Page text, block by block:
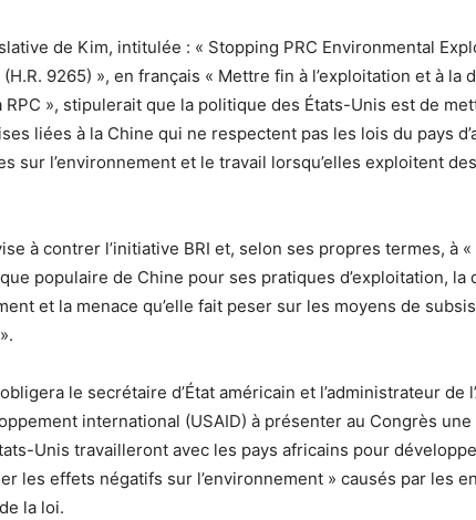
de Kim, intitulée : « Stopping PRC Environmental
9265) », en français « Mettre fin à l’exploitation et à la
RPC », stipulerait que la politique des États-Unis est de
liées à la Chine qui ne respectent pas les lois du pays
sur l’environnement et le travail lorsqu’elles exploitent
à contrer l’initiative BRI et, selon ses propres termes, à
populaire de Chine pour ses pratiques d’exploitation, la
et la menace qu’elle fait peser sur les moyens de
le secrétaire d’État américain et l’administrateur de
international (USAID) à présenter au Congrès
Unis travailleront avec les pays africains pour
les effets négatifs sur l’environnement » causés par les
la loi.